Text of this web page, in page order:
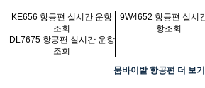
KE656 항공편 실시간 운항
조회
9W4652 항공편 실시
항조회
DL7675 항공편 실시간 운항
조회
뭄바이발 항공편 더 보기